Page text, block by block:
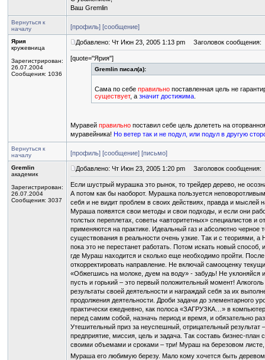
Ваш Gremlin
Вернуться к
началу
[профиль] [сообщение]
Ярия
кружевница
Зарегистрирован:
26.07.2004
Сообщения: 1036
Добавлено: Чт Июн 23, 2005 1:13 pm Заголовок сообщения:
[quote="Ярия"]
Gremlin писал(а):
Сама по себе правильно поставленная цель не
существует, а значит достижима
Муравей правильно поставил себе цель долететь на
муравейника! Но ветер так и не подул, или подул в другую
Вернуться к
началу
[профиль] [сообщение] [письмо]
Gremlin
академик
Зарегистрирован:
26.07.2004
Сообщения: 3037
Добавлено: Чт Июн 23, 2005 1:20 pm Заголовок сообщения:
Если шустрый мурашка это рынок, то трейдер дерево, не
А потом как бы наоборот. Мурашка пользуется
себя и не видит проблем в своих действиях, правда и мыслей
Мураша появятся свои методы и свои подходы, и если они
толстых переплетах, советы «авторитетных» специалистов и
применяются на практике. Идеальный газ и абсолютно черное
существования в реальности очень узкие. Так и с теориями,
пока это не перестанет работать. Потом искать новый
где Мураш находится и сколько еще необходимо пройти.
откорректировать направление. Не включай самооценку
«Обжегшись на молоке, дуем на воду» - забудь! Не уклоняйся
пусть и горький – это первый положительный момент!
результаты своей деятельности и награждай себя за их
продолжения деятельности. Дроби задачи до элементарного
практически ежедневно, как полоса «ЗАГРУЗКА…» в
перед самим собой, назначь период и время, и обязательно
Утешительный приз за неуспешный, отрицательный
предприятие, миссия, цель и задача. Так составь бизнес-план
своими объемами и сроками – три! Мураш на березовом
Мураша его любимую березу. Мало кому хочется быть